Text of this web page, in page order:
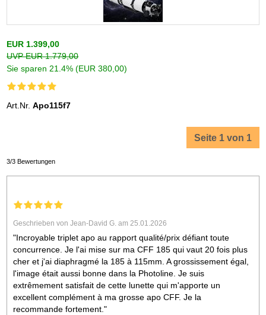
EUR 1.399,00
UVP EUR 1.779,00
Sie sparen 21.4% (EUR 380,00)
Art.Nr.Apo115f7
Seite 1 von 1
3/3 Bewertungen
Geschrieben von Jean-David G. am 25.01.2026
"Incroyable triplet apo au rapport qualité/prix défiant toute
concurrence. Je l'ai mise sur ma CFF 185 qui vaut 20 fois plus
cher et j'ai diaphragmé la 185 à 115mm. A grossissement égal,
l'image était aussi bonne dans la Photoline. Je suis
extrêmement satisfait de cette lunette qui m'apporte un
excellent complément à ma grosse apo CFF. Je la
recommande fortement."